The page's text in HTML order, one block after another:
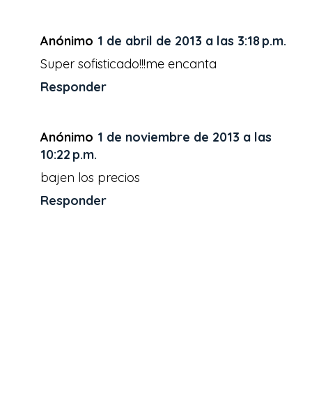
Anónimo 1 de abril de 2013 a las 3:18 p.m.
Super sofisticado!!!me encanta
Responder
Anónimo 1 de noviembre de 2013 a las
10:22 p.m.
bajen los precios
Responder